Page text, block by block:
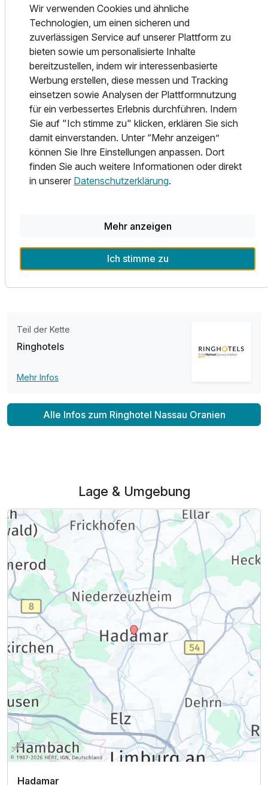
Doppelzimmer Komfort
2 Erwachsene und 1 Kind
Ausstattung
Einrichtung der 60 Hotelzimmer und Suiten, die sich
teilweise in den historischen Gebäuden des Hotels
befinden. Alle Hotelzimmer verfügen über ein Bad mit
Dusche oder Badewanne, WC und Fön.
Im Zimmer sorgen Radio, Flat Screen TV, Telefon und
kostenfreies W-LAN für den Anschluss an das
Weltgeschehen und in der Minibar finden Sie kleine
Erfrischungen.
Dieser behagliche Stil setzt sich in den Restaurants "Grand
Mère" und "Gud Stubb" fort und sorgt für eine gemütliche,
niveauvolle Atmosphäre, in der sich die phantasievollen
Kreationen und Spezialitäten aus der der Küche genießen
einer Weinprobe im Fürstenkeller.
In den Sommermonaten ist unsere Dachterrasse mit einem
schönen Blick über Hadamar geöffnet, und läd dort ein, die
Teil der Kette
Ringhotels
Mehr Infos
Alle Infos zum Ringhotel Nassau Oranien
Lage & Umgebung
Hadamar
Wir verwenden Cookies und ähnliche
Technologien, um einen sicheren und
zuverlässigen Service auf unserer Plattform zu
bieten sowie um personalisierte Inhalte
bereitzustellen, indem wir interessenbasierte
Werbung erstellen, diese messen und Tracking
einsetzen sowie Analysen der Plattformnutzung
für ein verbessertes Erlebnis durchführen. Indem
Sie auf "Ich stimme zu" klicken, erklären Sie sich
damit einverstanden. Unter “Mehr anzeigen”
können Sie Ihre Einstellungen anpassen. Dort
finden Sie auch weitere Informationen oder direkt
in unserer Datenschutzerklärung.
Mehr anzeigen
Ich stimme zu